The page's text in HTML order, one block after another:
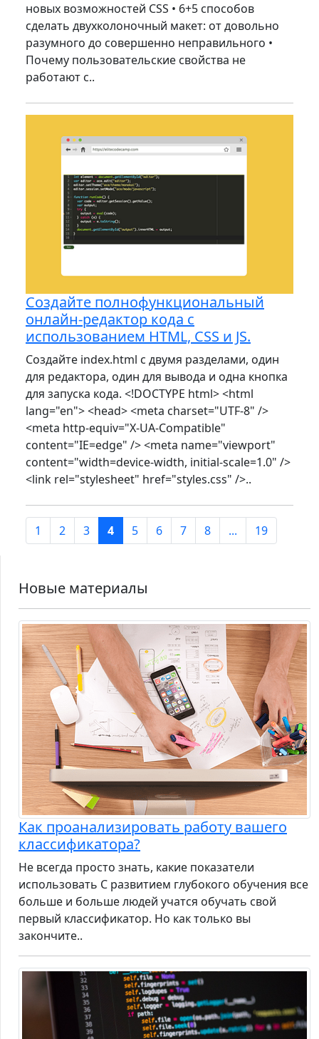
новых возможностей CSS • 6+5 способов
сделать двухколоночный макет: от довольно
разумного до совершенно неправильного •
Почему пользовательские свойства не
работают с..
Создайте полнофункциональный
онлайн-редактор кода с
использованием HTML, CSS и JS.
Создайте index.html с двумя разделами, один
для редактора, один для вывода и одна кнопка
для запуска кода. <!DOCTYPE html> <html
lang="en"> <head> <meta charset="UTF-8" />
<meta http-equiv="X-UA-Compatible"
content="IE=edge" /> <meta name="viewport"
content="width=device-width, initial-scale=1.0" />
<link rel="stylesheet" href="styles.css" />..
1 2 3 4 5 6 7 8 ... 19
Новые материалы
Как проанализировать работу вашего
классификатора?
Не всегда просто знать, какие показатели
использовать С развитием глубокого обучения все
больше и больше людей учатся обучать свой
первый классификатор. Но как только вы
закончите..